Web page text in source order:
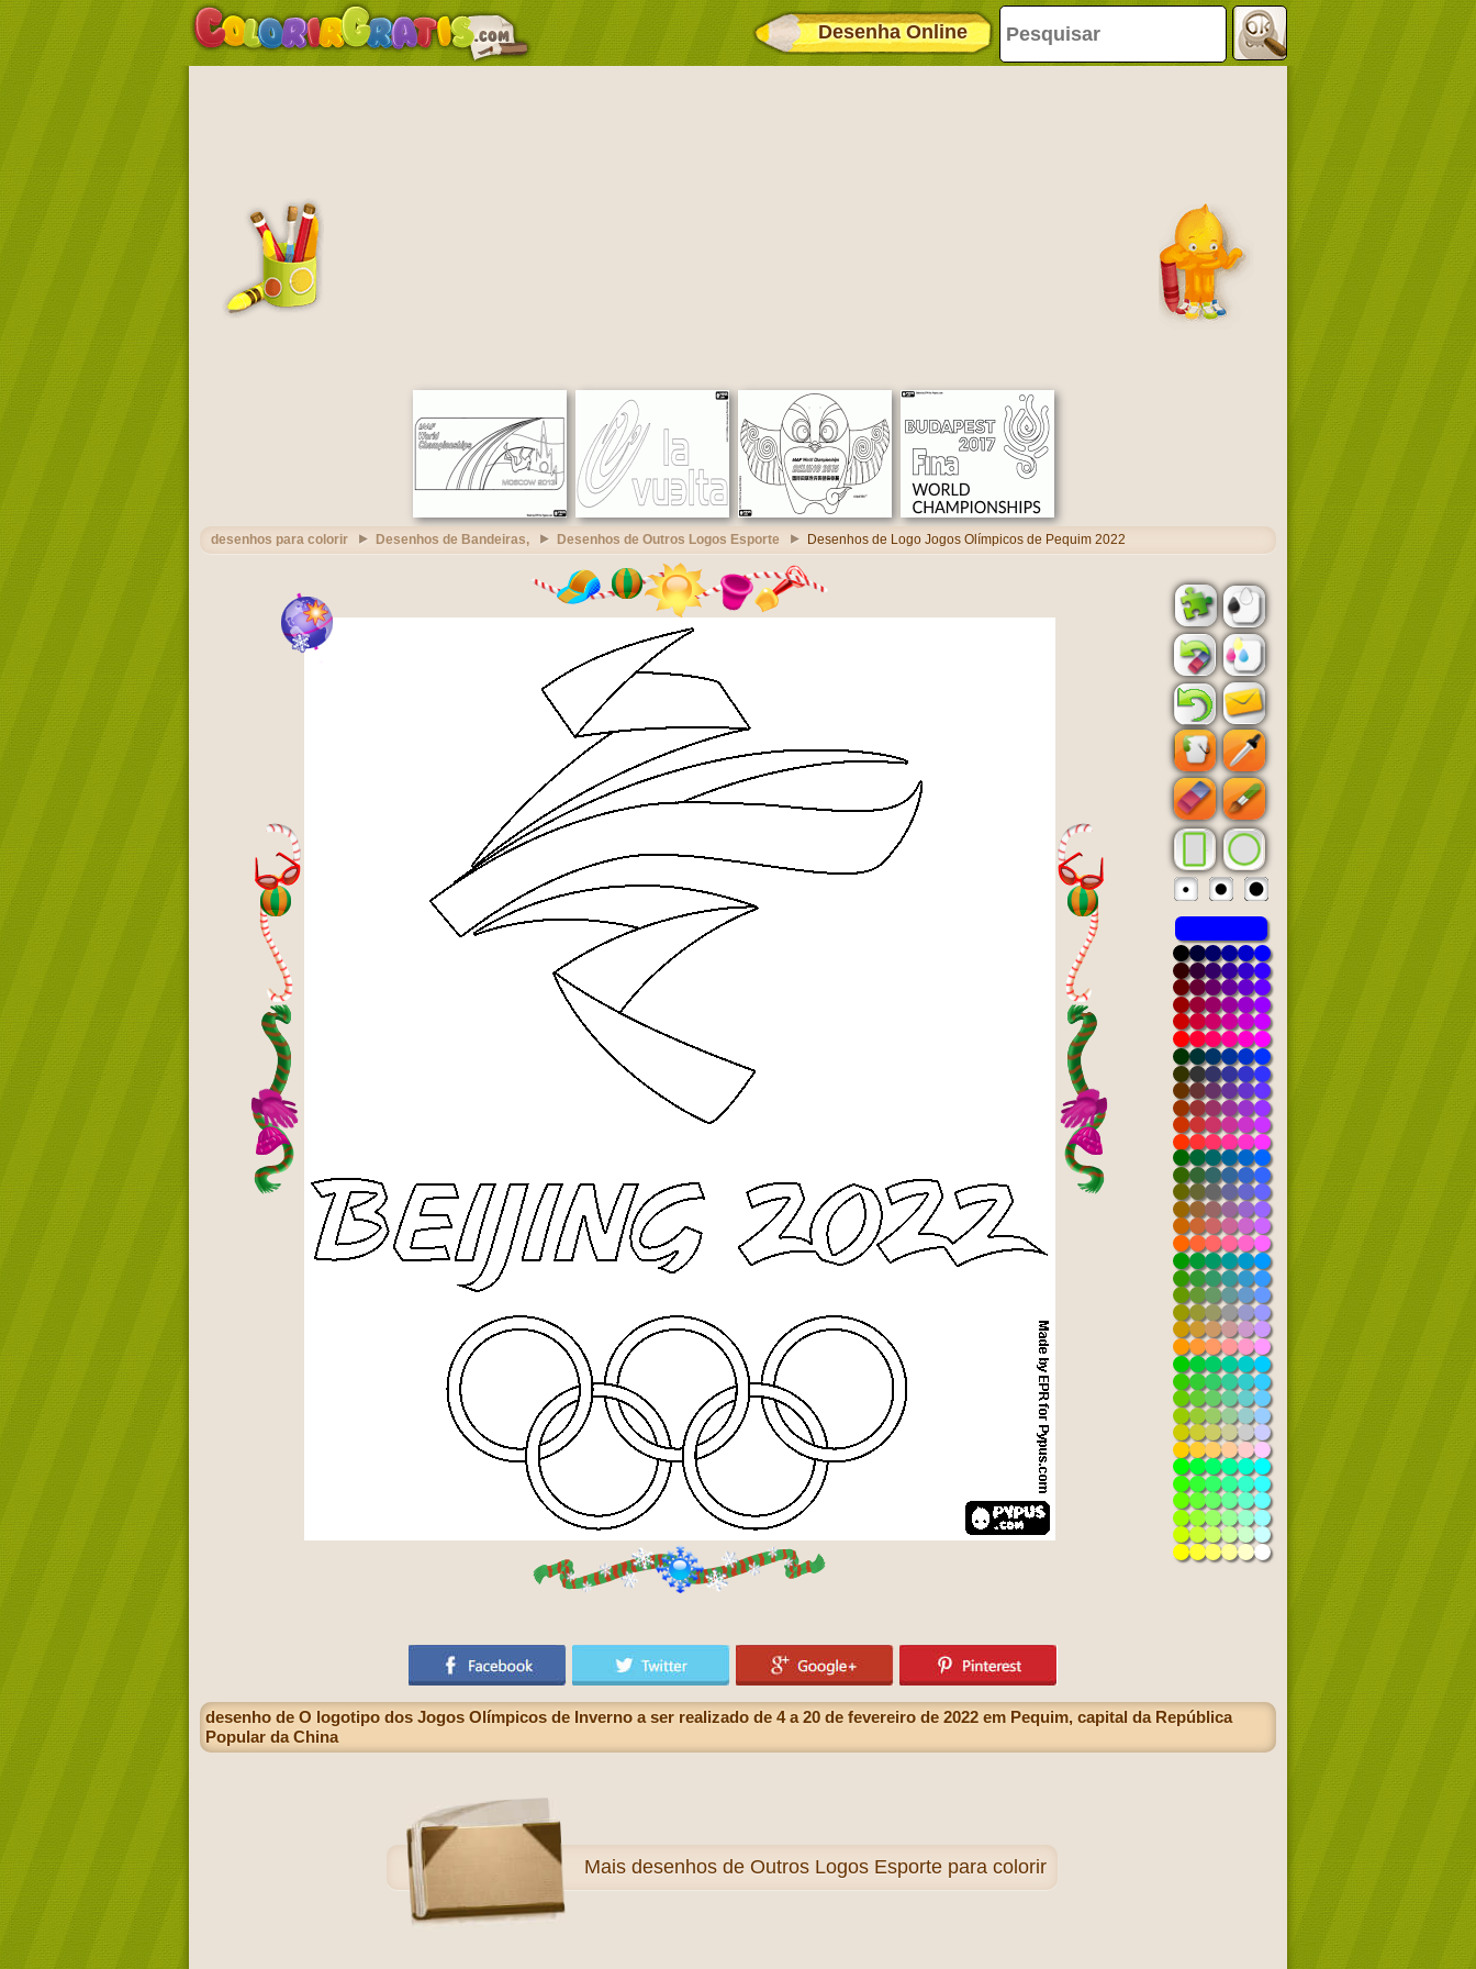
Desenha Online
desenhos para colorir Desenhos de Bandeiras, Desenhos de Outros Logos Esporte Desenhos de Logo Jogos Olímpicos de Pequim 2022
desenho de O logotipo dos Jogos Olímpicos de Inverno a ser realizado de 4 a 20 de fevereiro de 2022 em Pequim, capital da República
Popular da China
Mais desenhos de Outros Logos Esporte para colorir